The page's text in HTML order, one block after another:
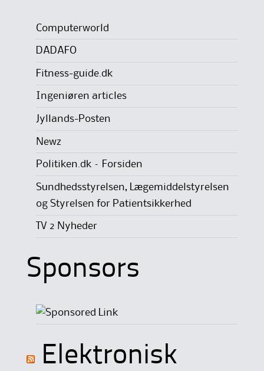
Computerworld
DADAFO
Fitness-guide.dk
Ingeniøren articles
Jyllands-Posten
Newz
Politiken.dk – Forsiden
Sundhedsstyrelsen, Lægemiddelstyrelsen
og Styrelsen for Patientsikkerhed
TV 2 Nyheder
Sponsors
Elektronisk